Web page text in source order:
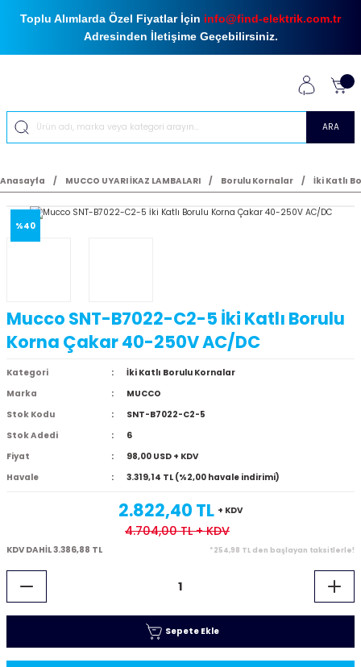
Toplu Alımlarda Özel Fiyatlar İçin info@find-elektrik.com.tr
Adresinden İletişime Geçebilirsiniz.
ARA
Anasayfa MUCCO UYARI İKAZ LAMBALARI Borulu Kornalar İki Katlı
%40
Mucco SNT-B7022-C2-5 İki Katlı Borulu
Korna Çakar 40-250V AC/DC
Kategori
İki Katlı Borulu Kornalar
Marka
MUCCO
Stok Kodu
SNT-B7022-C2-5
Stok Adedi
6
Fiyat
98,00 USD + KDV
Havale
3.319,14 TL (%2,00 havale indirimi)
2.822,40 TL + KDV
4.704,00 TL+ KDV
KDV DAHİL 3.386,88 TL *254,98 TL den başlayan taksitlerle!
Sepete Ekle